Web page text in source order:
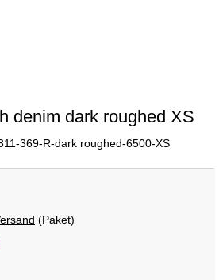
denim dark roughed XS
369-R-dark roughed-6500-XS
(Paket)